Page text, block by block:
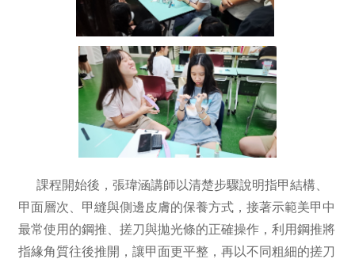
課程開始後，張瑋涵講師以清楚步驟說明指甲結構、
甲面層次、甲縫與側邊皮膚的保養方式，接著示範美甲中
最常使用的鋼推、搓刀與拋光條的正確操作，利用鋼推將
指緣角質往後推開，讓甲面更平整，再以不同粗細的搓刀